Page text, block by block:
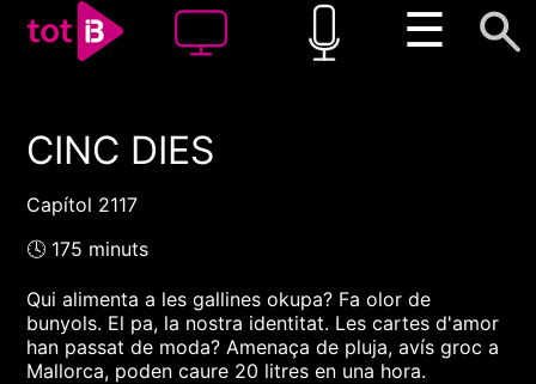
☰
00:00 00:00
CINC DIES
Capítol 2117
🕓 175 minuts
Qui alimenta a les gallines okupa? Fa olor de
bunyols. El pa, la nostra identitat. Les cartes d'amor
han passat de moda? Amenaça de pluja, avís groc a
Mallorca, poden caure 20 litres en una hora.